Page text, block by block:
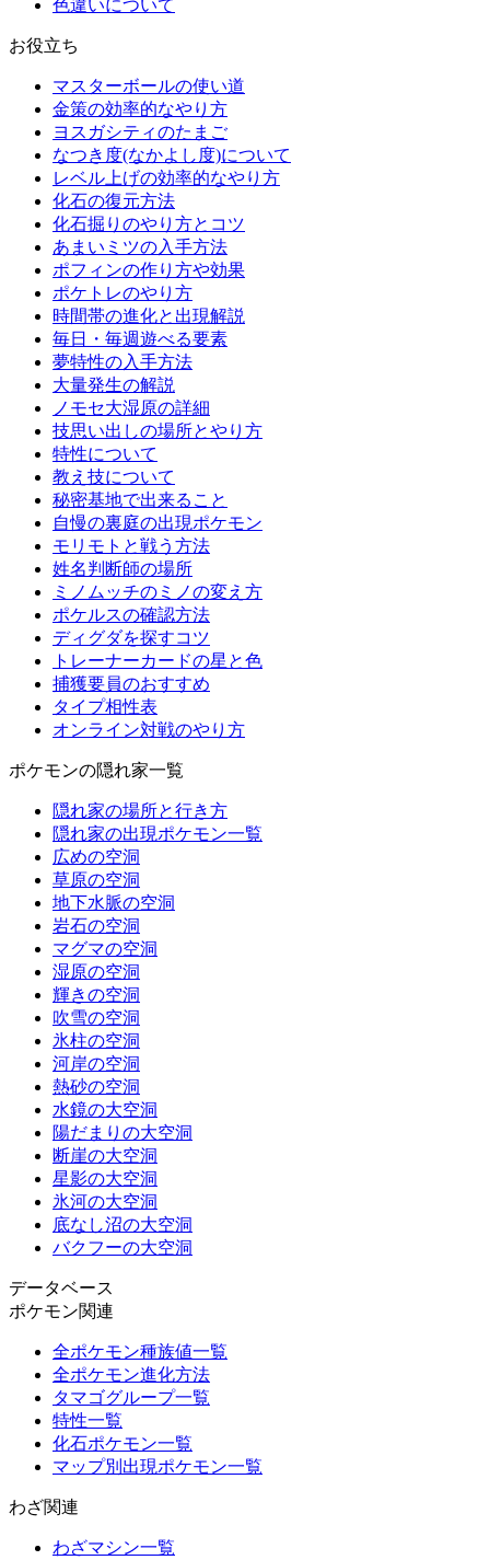
色違いについて
お役立ち
マスターボールの使い道
金策の効率的なやり方
ヨスガシティのたまご
なつき度(なかよし度)について
レベル上げの効率的なやり方
化石の復元方法
化石掘りのやり方とコツ
あまいミツの入手方法
ポフィンの作り方や効果
ポケトレのやり方
時間帯の進化と出現解説
毎日・毎週遊べる要素
夢特性の入手方法
大量発生の解説
ノモセ大湿原の詳細
技思い出しの場所とやり方
特性について
教え技について
秘密基地で出来ること
自慢の裏庭の出現ポケモン
モリモトと戦う方法
姓名判断師の場所
ミノムッチのミノの変え方
ポケルスの確認方法
ディグダを探すコツ
トレーナーカードの星と色
捕獲要員のおすすめ
タイプ相性表
オンライン対戦のやり方
ポケモンの隠れ家一覧
隠れ家の場所と行き方
隠れ家の出現ポケモン一覧
広めの空洞
草原の空洞
地下水脈の空洞
岩石の空洞
マグマの空洞
湿原の空洞
輝きの空洞
吹雪の空洞
氷柱の空洞
河岸の空洞
熱砂の空洞
水鏡の大空洞
陽だまりの大空洞
断崖の大空洞
星影の大空洞
氷河の大空洞
底なし沼の大空洞
バクフーの大空洞
データベース
ポケモン関連
全ポケモン種族値一覧
全ポケモン進化方法
タマゴグループ一覧
特性一覧
化石ポケモン一覧
マップ別出現ポケモン一覧
わざ関連
わざマシン一覧